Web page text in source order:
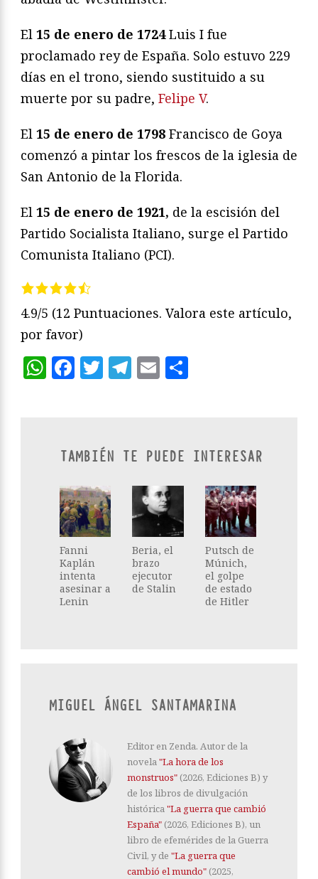
El 15 de enero de 1724Luis I fue
proclamado rey de España. Solo estuvo 229
días en el trono, siendo sustituido a su
muerte por su padre, Felipe V.
El 15 de enero de 1798 Francisco de Goya
comenzó a pintar los frescos de la iglesia de
San Antonio de la Florida.
El 15 de enero de 1921, de la escisión del
Partido Socialista Italiano, surge el Partido
Comunista Italiano (PCI).
4.9/5 (12 Puntuaciones. Valora este artículo,
por favor)
WhatsApp
Facebook
Twitter
Telegram
Email
TAMBIÉN TE PUEDE INTERESAR
Fanni
Kaplán
intenta
asesinar a
Lenin
Beria, el
brazo
ejecutor
de Stalin
Putsch de
Múnich,
el golpe
de estado
de Hitler
MIGUEL ÁNGEL SANTAMARINA
Editor en Zenda. Autor de la
novela"La hora de los
monstruos" (2026, Ediciones B) y
de los libros de divulgación
histórica"La guerra que cambió
España" (2026, Ediciones B), un
libro de efemérides de la Guerra
Civil, y de "La guerra que
cambió el mundo" (2025,